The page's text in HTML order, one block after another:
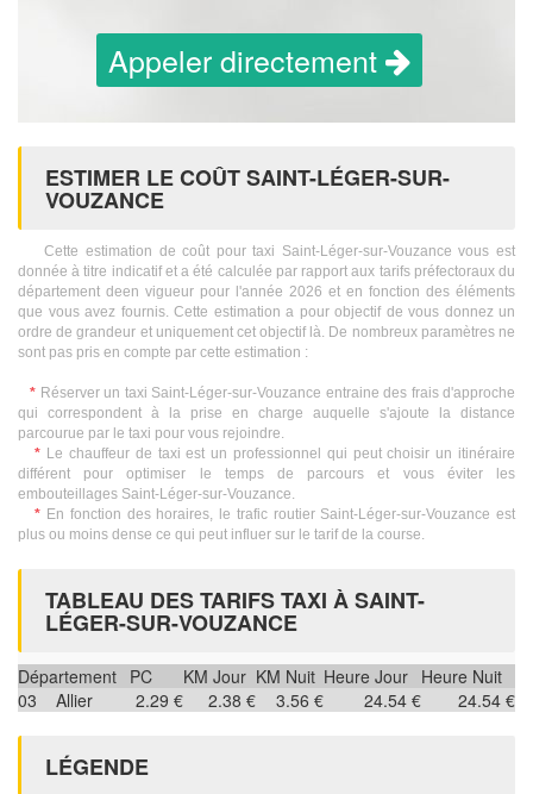
Appeler directement
ESTIMER LE COÛT SAINT-LÉGER-SUR-
VOUZANCE
Cette estimation de coût pour taxi Saint-Léger-sur-Vouzance vous est
donnée à titre indicatif et a été calculée par rapport aux tarifs préfectoraux du
département deen vigueur pour l'année 2026 et en fonction des éléments
que vous avez fournis. Cette estimation a pour objectif de vous donnez un
ordre de grandeur et uniquement cet objectif là. De nombreux paramètres ne
sont pas pris en compte par cette estimation :
* Réserver un taxi Saint-Léger-sur-Vouzance entraine des frais d'approche
qui correspondent à la prise en charge auquelle s'ajoute la distance
parcourue par le taxi pour vous rejoindre.
* Le chauffeur de taxi est un professionnel qui peut choisir un itinéraire
différent pour optimiser le temps de parcours et vous éviter les
embouteillages Saint-Léger-sur-Vouzance.
* En fonction des horaires, le trafic routier Saint-Léger-sur-Vouzance est
plus ou moins dense ce qui peut influer sur le tarif de la course.
TABLEAU DES TARIFS TAXI À SAINT-
LÉGER-SUR-VOUZANCE
Département PC KM Jour KM Nuit Heure Jour Heure Nuit
03
Allier 2.29 € 2.38 € 3.56 € 24.54 € 24.54 €
LÉGENDE